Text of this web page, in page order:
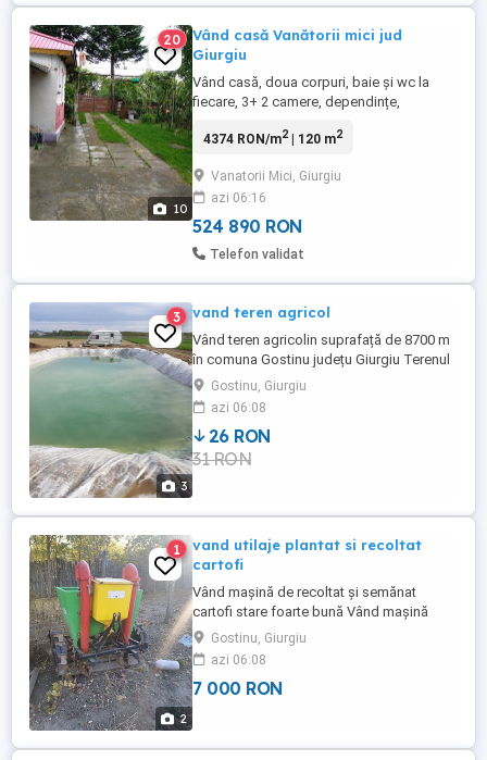
10
20
Vând casă Vanătorii mici jud
Giurgiu
Vând casă, doua corpuri, baie și wc la
fiecare, 3+ 2 camere, dependințe,
hidrofor, fosa septica încălzire lemne sau
asfaltata Dj61. Curte 1000 mp vie, gradina
și pomi fructiferi. Se vinde cu multe lucruri,
bonus un teren de ...
4374 RON/m2| 120 m2
Vanatorii Mici, Giurgiu
azi 06:16
524 890 RON
Telefon validat
3
3 vand teren agricol
Vând teren agricolin suprafață de 8700 m
în comuna Gostinu județu Giurgiu Terenul
se afla la distanta de 500 m de Dunăre
Pentru mai multe detalii sunați la numărul 4
euro m2
Gostinu, Giurgiu
azi 06:08
26 RON
31 RON
2
1
vand utilaje plantat si recoltat
cartofi
Vând mașină de recoltat și semănat
cartofi stare foarte bună Vând mașină
agricolă pentru recoltat și semănat cartofi,
ideală pentru gospodării și ferme mici sau
medii. Utilajul este bine întreținut,
funcționează fără probleme și este gata
Gostinu, Giurgiu
azi 06:08
7 000 RON